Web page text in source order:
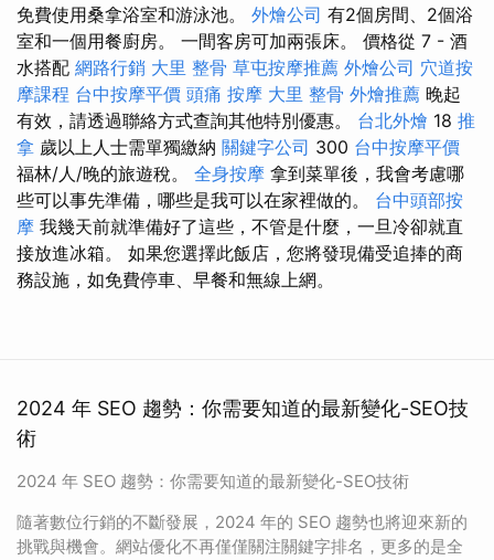
免費使用桑拿浴室和游泳池。 外燴公司 有2個房間、2個浴
室和一個用餐廚房。 一間客房可加兩張床。 價格從 7 - 酒
水搭配 網路行銷 大里 整骨 草屯按摩推薦 外燴公司 穴道按
摩課程 台中按摩平價 頭痛 按摩 大里 整骨 外燴推薦 晚起
有效，請透過聯絡方式查詢其他特別優惠。 台北外燴 18 推
拿 歲以上人士需單獨繳納 關鍵字公司 300 台中按摩平價
福林/人/晚的旅遊稅。 全身按摩 拿到菜單後，我會考慮哪
些可以事先準備，哪些是我可以在家裡做的。 台中頭部按
摩 我幾天前就準備好了這些，不管是什麼，一旦冷卻就直
接放進冰箱。 如果您選擇此飯店，您將發現備受追捧的商
務設施，如免費停車、早餐和無線上網。
2024 年 SEO 趨勢：你需要知道的最新變化-SEO技
術
2024 年 SEO 趨勢：你需要知道的最新變化-SEO技術
隨著數位行銷的不斷發展，2024 年的 SEO 趨勢也將迎來新的
挑戰與機會。網站優化不再僅僅關注關鍵字排名，更多的是全